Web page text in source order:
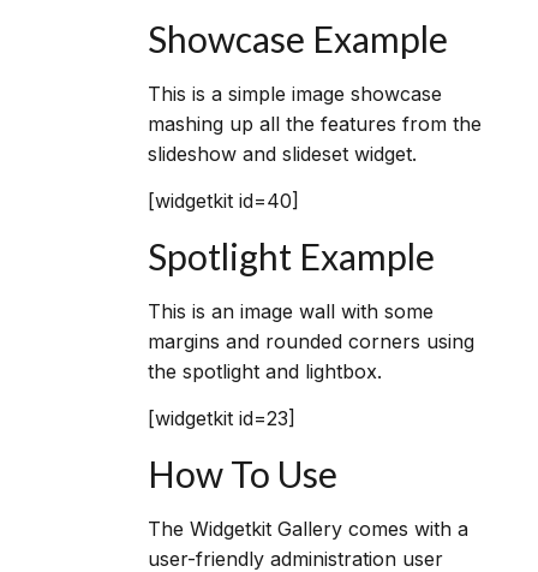
Showcase Example
This is a simple image showcase
mashing up all the features from the
slideshow and slideset widget.
[widgetkit id=40]
Spotlight Example
This is an image wall with some
margins and rounded corners using
the spotlight and lightbox.
[widgetkit id=23]
How To Use
The Widgetkit Gallery comes with a
user-friendly administration user